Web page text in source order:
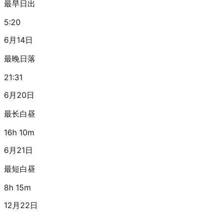
最早日出
5:20
6月14日
最晚日落
21:31
6月20日
最长白昼
16h 10m
6月21日
最短白昼
8h 15m
12月22日